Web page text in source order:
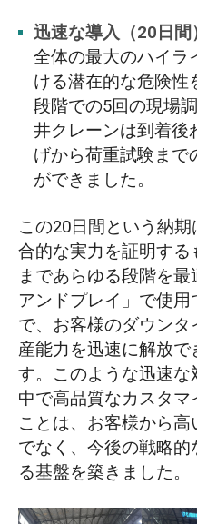
迅速な導入（20日間
全体の最大のハイラ
ける潜在的な危険性
段階での5回の現場
井クレーンは到着後
げから荷重試験まで
ができました。
この20日間という納期
合的な実力を証明す
まであらゆる段階を
アンドプレイ」で使
で、お客様のダウン
産能力を迅速に解放
す。このような迅速
中で高品質なカスタ
ことは、お客様から
でなく、今後の戦略
る基盤を築きました。